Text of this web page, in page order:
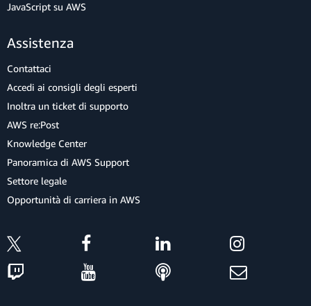
JavaScript su AWS
Assistenza
Contattaci
Accedi ai consigli degli esperti
Inoltra un ticket di supporto
AWS re:Post
Knowledge Center
Panoramica di AWS Support
Settore legale
Opportunità di carriera in AWS